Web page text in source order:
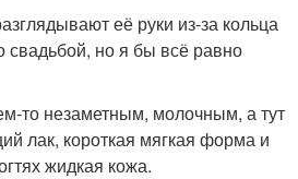
её руки из-за кольца
свадьбой, но я бы всё равно
то незаметным, молочным, а тут
лак, короткая мягкая форма и
жидкая кожа.